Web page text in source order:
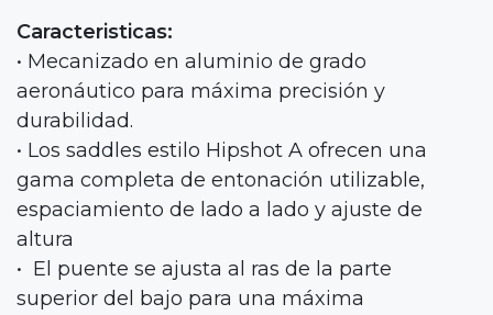
Caracteristicas:
• Mecanizado en aluminio de grado
aeronáutico para máxima precisión y
durabilidad.
• Los saddles estilo Hipshot A ofrecen una
gama completa de entonación utilizable,
espaciamiento de lado a lado y ajuste de
altura
• El puente se ajusta al ras de la parte
superior del bajo para una máxima